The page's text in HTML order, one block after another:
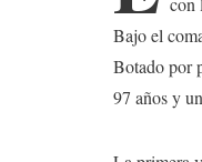
Bajo el
Botado por
97 años y